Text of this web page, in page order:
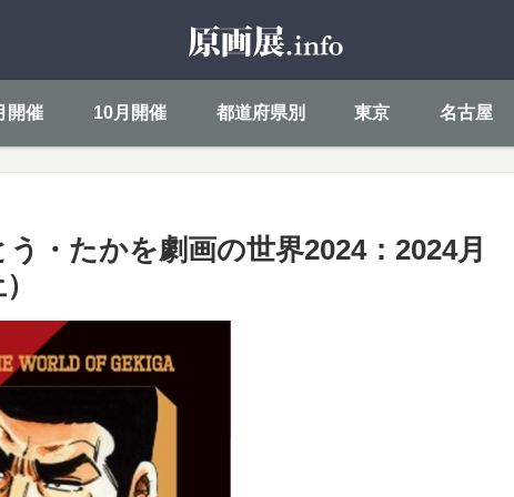
開催 10月開催 都道府県別 東京 名古屋
・たかを劇画の世界2024：2024月